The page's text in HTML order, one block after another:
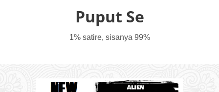
Puput Se
1% satire, sisanya 99%